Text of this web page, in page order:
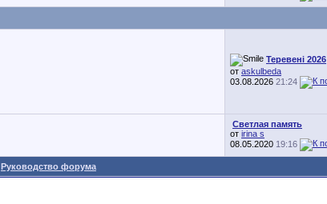
Теревені 2026
от askulbeda
03.08.2026 21:24
Светлая память
от irina s
08.05.2020 19:16
Руководство форума